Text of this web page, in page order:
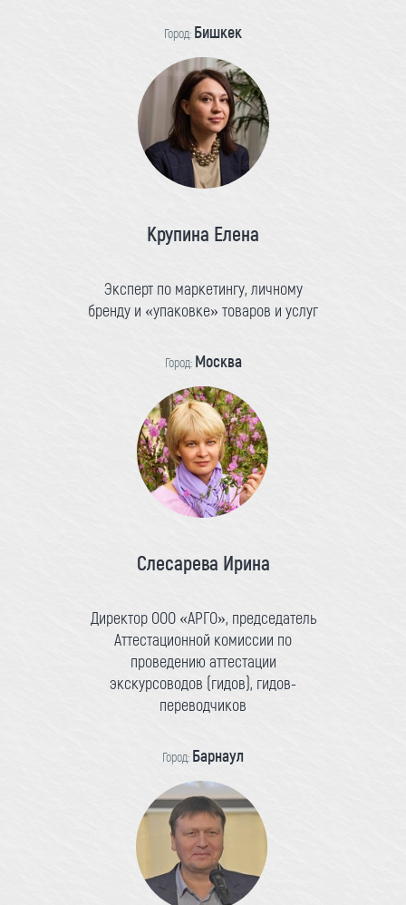
Город: Бишкек
Крупина Елена
Эксперт по маркетингу, личному
бренду и «упаковке» товаров и услуг
Город: Москва
Слесарева Ирина
Директор ООО «АРГО», председатель
Аттестационной комиссии по
проведению аттестации
экскурсоводов (гидов), гидов-
переводчиков
Город: Барнаул